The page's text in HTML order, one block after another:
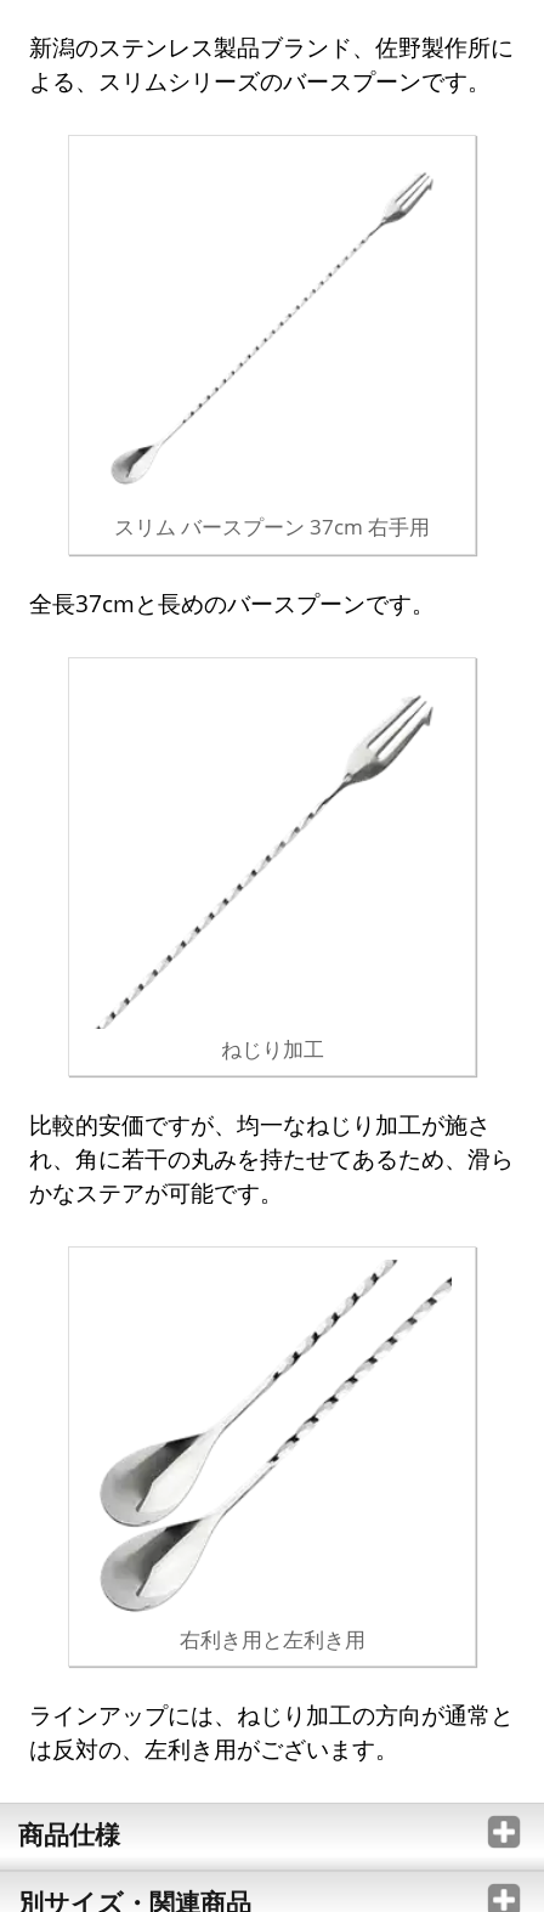
新潟のステンレス製品ブランド、佐野製作所に
よる、スリムシリーズのバースプーンです。
スリム バースプーン 37cm 右手用
全長37cmと長めのバースプーンです。
ねじり加工
比較的安価ですが、均一なねじり加工が施さ
れ、角に若干の丸みを持たせてあるため、滑ら
かなステアが可能です。
右利き用と左利き用
ラインアップには、ねじり加工の方向が通常と
は反対の、左利き用がございます。
商品仕様
別サイズ・関連商品